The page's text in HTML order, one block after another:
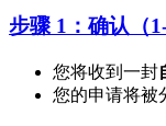
步骤 1：确认（
您将收到一封
您的申请将被